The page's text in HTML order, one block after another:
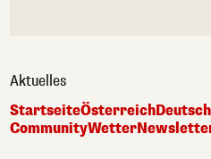
Aktuelles
StartseiteÖsterreich
CommunityWetter